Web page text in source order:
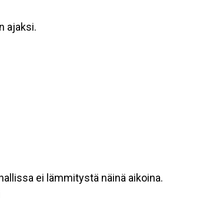
ajaksi.
ei lämmitystä näinä aikoina.